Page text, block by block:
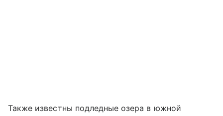
Также известны подледные озера в южной